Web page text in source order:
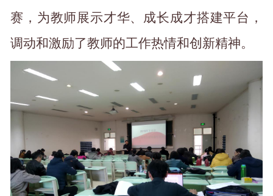
赛，为教师展示才华、成长成才搭建平台，
调动和激励了教师的工作热情和创新精神。